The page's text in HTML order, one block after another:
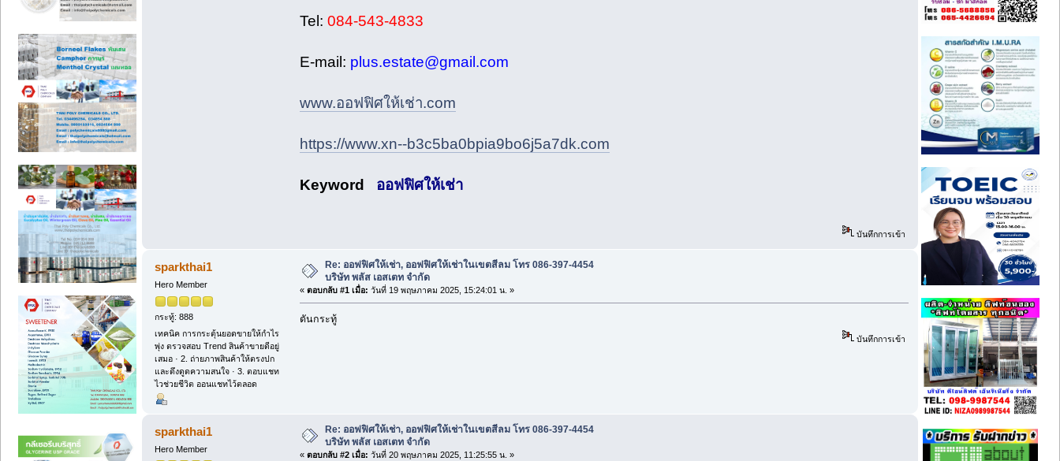
Tel: 084-543-4833
E-mail: plus.estate@gmail.com
www.ออฟฟิศให้เช่า.com
https://www.xn--b3c5ba0bpia9bo6j5a7dk.com
Keyword ออฟฟิศให้เช่า
บันทึกการเข้า
sparkthai1
Hero Member
กระทู้: 888
เทคนิค การกระตุ้นยอดขายให้กำไร
พุ่ง ตรวจสอบ Trend สินค้าขายดีอยู่
เสมอ · 2. ถ่ายภาพสินค้าให้ตรงปก
และดึงดูดความสนใจ · 3. ตอบแชท
ไวช่วยชีวิต ออนแชทไว้ตลอด
Re: ออฟฟิศให้เช่า, ออฟฟิศให้เช่าในเขตสีลม โทร 086-397-4454
บริษัท พลัส เอสเตท จำกัด
« ตอบกลับ #1 เมื่อ: วันที่ 19 พฤษภาคม 2025, 15:24:01 น. »
ดันกระทู้
บันทึกการเข้า
sparkthai1
Hero Member
Re: ออฟฟิศให้เช่า, ออฟฟิศให้เช่าในเขตสีลม โทร 086-397-4454
บริษัท พลัส เอสเตท จำกัด
« ตอบกลับ #2 เมื่อ: วันที่ 20 พฤษภาคม 2025, 11:25:55 น. »